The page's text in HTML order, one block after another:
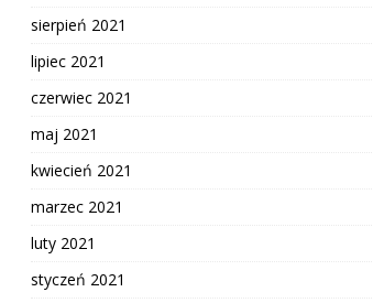
sierpień 2021
lipiec 2021
czerwiec 2021
maj 2021
kwiecień 2021
marzec 2021
luty 2021
styczeń 2021